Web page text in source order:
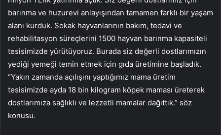
barınma ve huzurevi anlayışından tamamen farklı bir yaşam
alanı kurduk. Sokak hayvanlarının bakım, tedavi ve
rehabilitasyon süreçlerini 1500 hayvan barınma kapasiteli
tesisimizde yürütüyoruz. Burada siz değerli dostlarımızın
yediği yemeği temin etmek için gıda üretimine başladık.
“Yakın zamanda açılışını yaptığımız mama üretim
tesisimizde ayda 18 bin kilogram köpek maması üreterek
dostlarımıza sağlıklı ve lezzetli mamalar dağıttık.” söz
konusu.